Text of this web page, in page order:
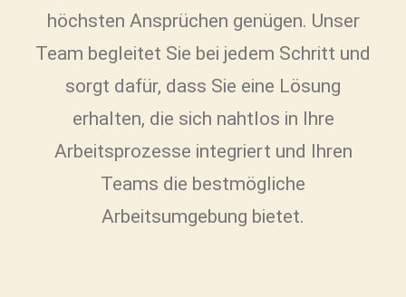
höchsten Ansprüchen genügen. Unser
Team begleitet Sie bei jedem Schritt und
sorgt dafür, dass Sie eine Lösung
erhalten, die sich nahtlos in Ihre
Arbeitsprozesse integriert und Ihren
Teams die bestmögliche
Arbeitsumgebung bietet.